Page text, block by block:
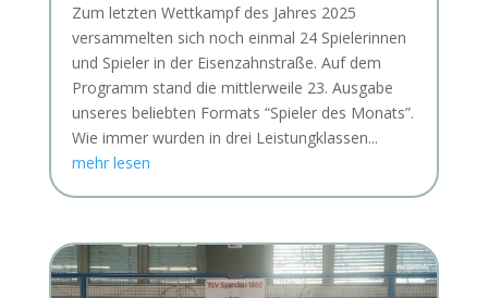
Zum letzten Wettkampf des Jahres 2025
versammelten sich noch einmal 24 Spielerinnen
und Spieler in der Eisenzahnstraße. Auf dem
Programm stand die mittlerweile 23. Ausgabe
unseres beliebten Formats “Spieler des Monats”.
Wie immer wurden in drei Leistungklassen...
mehr lesen